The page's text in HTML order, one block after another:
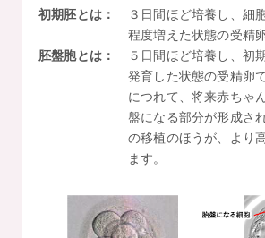
初期胚とは：
３日間ほど培養し、細
程度増えた状態の受精
胚盤胞とは：
５日間ほど培養し、初
発育した状態の受精卵
につれて、将来赤ちゃ
盤になる部分が形成さ
の移植のほうが、より
ます。